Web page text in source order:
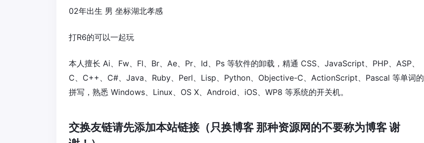
02年出生 男 坐标湖北孝感
打R6的可以一起玩
本人擅长 Ai、Fw、Fl、Br、Ae、Pr、Id、Ps 等软件的卸载，精通 CSS、JavaScript、PHP、ASP、
C、C++、C#、Java、Ruby、Perl、Lisp、Python、Objective-C、ActionScript、Pascal 等单词的
拼写，熟悉 Windows、Linux、OS X、Android、iOS、WP8 等系统的开关机。
交换友链请先添加本站链接（只换博客 那种资源网的不要称为博客 谢